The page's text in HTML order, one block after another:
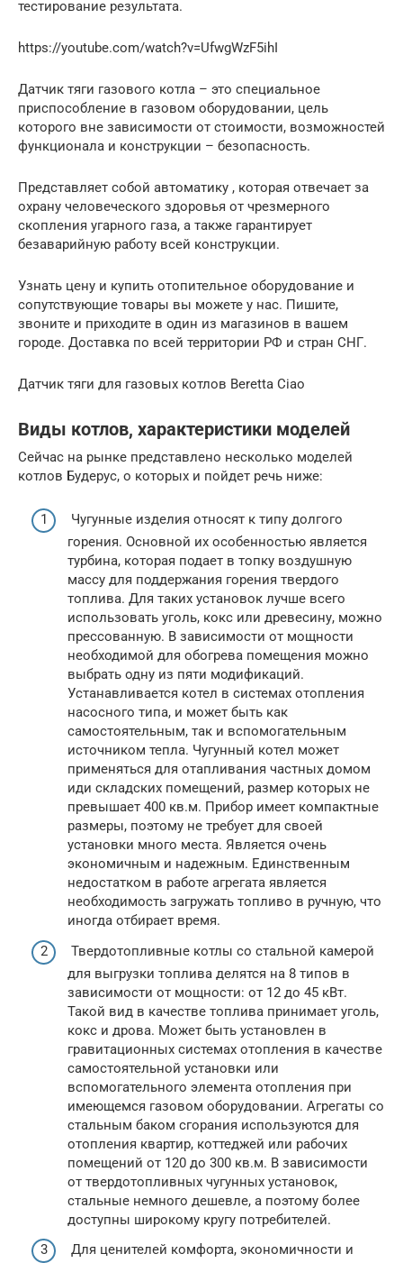
тестирование результата.
https://youtube.com/watch?v=UfwgWzF5ihI
Датчик тяги газового котла – это специальное
приспособление в газовом оборудовании, цель
которого вне зависимости от стоимости, возможностей
функционала и конструкции – безопасность.
Представляет собой автоматику , которая отвечает за
охрану человеческого здоровья от чрезмерного
скопления угарного газа, а также гарантирует
безаварийную работу всей конструкции.
Узнать цену и купить отопительное оборудование и
сопутствующие товары вы можете у нас. Пишите,
звоните и приходите в один из магазинов в вашем
городе. Доставка по всей территории РФ и стран СНГ.
Датчик тяги для газовых котлов Beretta Ciao
Виды котлов, характеристики моделей
Сейчас на рынке представлено несколько моделей
котлов Будерус, о которых и пойдет речь ниже:
Чугунные изделия относят к типу долгого
горения. Основной их особенностью является
турбина, которая подает в топку воздушную
массу для поддержания горения твердого
топлива. Для таких установок лучше всего
использовать уголь, кокс или древесину, можно
прессованную. В зависимости от мощности
необходимой для обогрева помещения можно
выбрать одну из пяти модификаций.
Устанавливается котел в системах отопления
насосного типа, и может быть как
самостоятельным, так и вспомогательным
источником тепла. Чугунный котел может
применяться для отапливания частных домом
иди складских помещений, размер которых не
превышает 400 кв.м. Прибор имеет компактные
размеры, поэтому не требует для своей
установки много места. Является очень
экономичным и надежным. Единственным
недостатком в работе агрегата является
необходимость загружать топливо в ручную, что
иногда отбирает время.
Твердотопливные котлы со стальной камерой
для выгрузки топлива делятся на 8 типов в
зависимости от мощности: от 12 до 45 кВт.
Такой вид в качестве топлива принимает уголь,
кокс и дрова. Может быть установлен в
гравитационных системах отопления в качестве
самостоятельной установки или
вспомогательного элемента отопления при
имеющемся газовом оборудовании. Агрегаты со
стальным баком сгорания используются для
отопления квартир, коттеджей или рабочих
помещений от 120 до 300 кв.м. В зависимости
от твердотопливных чугунных установок,
стальные немного дешевле, а поэтому более
доступны широкому кругу потребителей.
Для ценителей комфорта, экономичности и